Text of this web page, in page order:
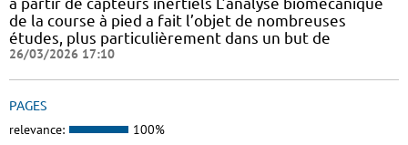
de la course à pied a fait l’objet de nombreuses
études, plus particulièrement dans un but de
26/03/2026 17:10
PAGES
relevance: 100%